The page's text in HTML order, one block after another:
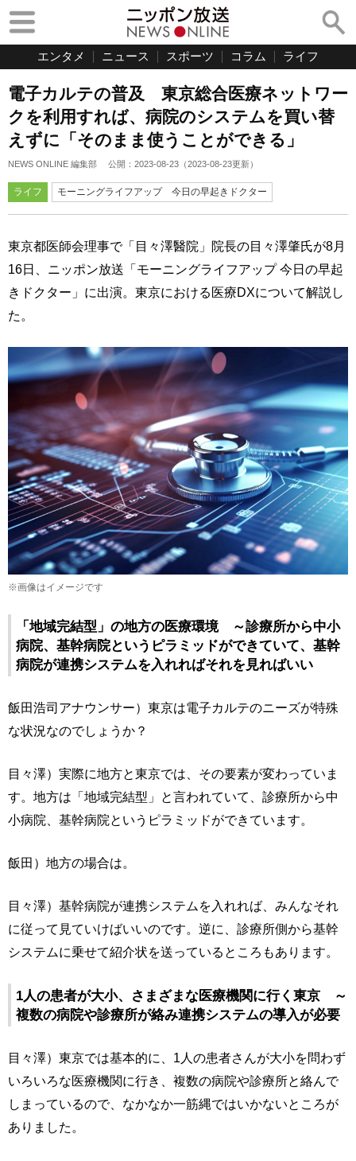
エンタメ ニュース スポーツ コラム ライフ
電子カルテの普及 東京総合医療ネットワー
クを利用すれば、病院のシステムを買い替
えずに「そのまま使うことができる」
NEWS ONLINE 編集部 公開： 2023-08-23 （2023-08-23更新）
ライフ モーニングライフアップ 今日の早起きドクター
東京都医師会理事で「目々澤醫院」院長の目々澤肇氏が8月
16日、ニッポン放送「モーニングライフアップ 今日の早起
きドクター」に出演。東京における医療DXについて解説し
た。
※画像はイメージです
「地域完結型」の地方の医療環境 ～診療所から中小
病院、基幹病院というピラミッドができていて、基幹
病院が連携システムを入れればそれを見ればいい
飯田浩司アナウンサー）東京は電子カルテのニーズが特殊
な状況なのでしょうか？
目々澤）実際に地方と東京では、その要素が変わっていま
す。地方は「地域完結型」と言われていて、診療所から中
小病院、基幹病院というピラミッドができています。
飯田）地方の場合は。
目々澤）基幹病院が連携システムを入れれば、みんなそれ
に従って見ていけばいいのです。逆に、診療所側から基幹
システムに乗せて紹介状を送っているところもあります。
1人の患者が大小、さまざまな医療機関に行く東京 ～
複数の病院や診療所が絡み連携システムの導入が必要
目々澤）東京では基本的に、1人の患者さんが大小を問わず
いろいろな医療機関に行き、複数の病院や診療所と絡んで
しまっているので、なかなか一筋縄ではいかないところが
ありました。